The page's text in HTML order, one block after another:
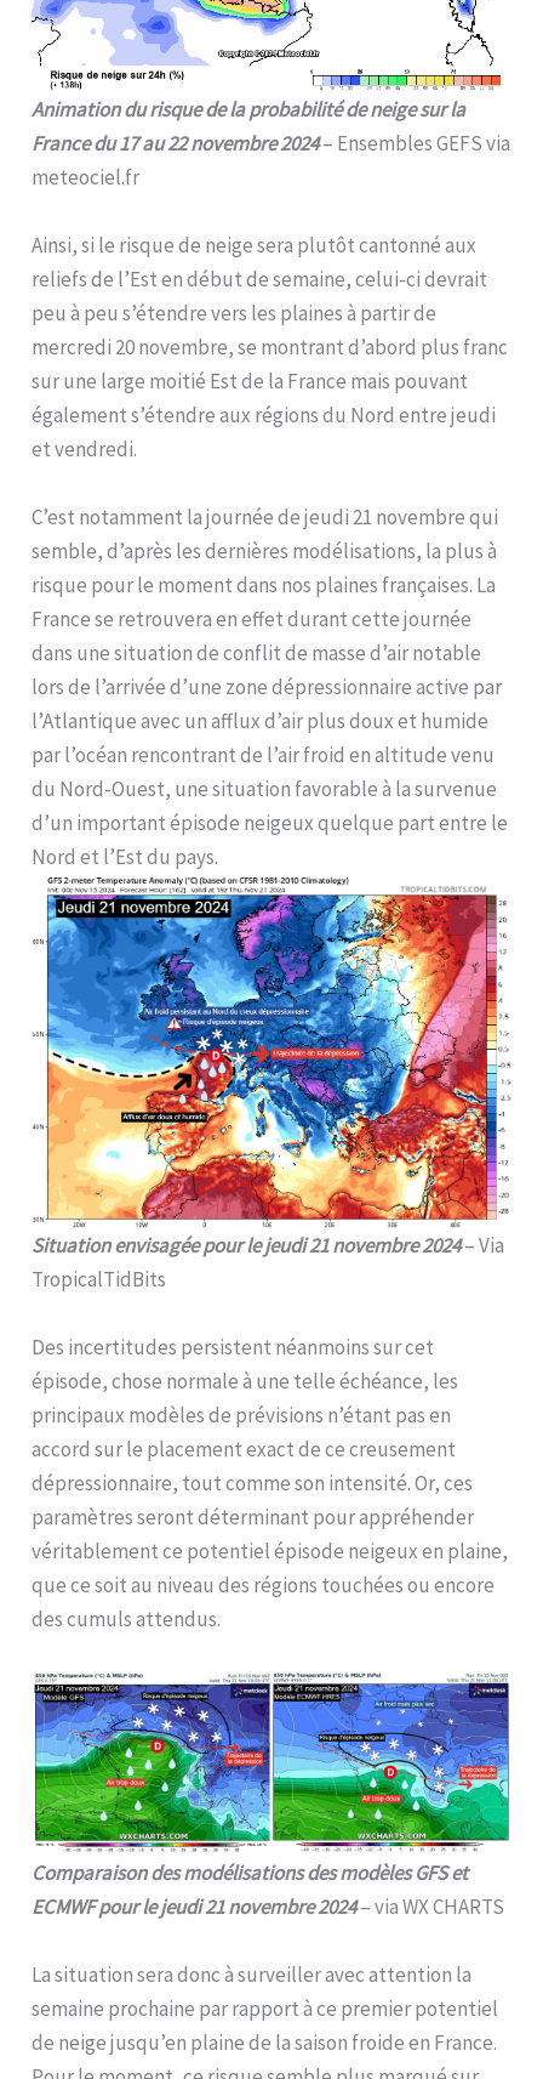
Animation du risque de la probabilité de neige sur la
France du 17 au 22 novembre 2024– Ensembles GEFS via
meteociel.fr
Ainsi, si le risque de neige sera plutôt cantonné aux
reliefs de l’Est en début de semaine, celui-ci devrait
peu à peu s’étendre vers les plaines à partir de
mercredi 20 novembre, se montrant d’abord plus franc
sur une large moitié Est de la France mais pouvant
également s’étendre aux régions du Nord entre jeudi
et vendredi.
C’est notamment la journée de jeudi 21 novembre qui
semble, d’après les dernières modélisations, la plus à
risque pour le moment dans nos plaines françaises. La
France se retrouvera en effet durant cette journée
dans une situation de conflit de masse d’air notable
lors de l’arrivée d’une zone dépressionnaire active par
l’Atlantique avec un afflux d’air plus doux et humide
par l’océan rencontrant de l’air froid en altitude venu
du Nord-Ouest, une situation favorable à la survenue
d’un important épisode neigeux quelque part entre le
Nord et l’Est du pays.
Situation envisagée pour le jeudi 21 novembre 2024– Via
TropicalTidBits
Des incertitudes persistent néanmoins sur cet
épisode, chose normale à une telle échéance, les
principaux modèles de prévisions n’étant pas en
accord sur le placement exact de ce creusement
dépressionnaire, tout comme son intensité. Or, ces
paramètres seront déterminant pour appréhender
véritablement ce potentiel épisode neigeux en plaine,
que ce soit au niveau des régions touchées ou encore
des cumuls attendus.
Comparaison des modélisations des modèles GFS et
ECMWF pour le jeudi 21 novembre 2024– via WX CHARTS
La situation sera donc à surveiller avec attention la
semaine prochaine par rapport à ce premier potentiel
de neige jusqu’en plaine de la saison froide en France.